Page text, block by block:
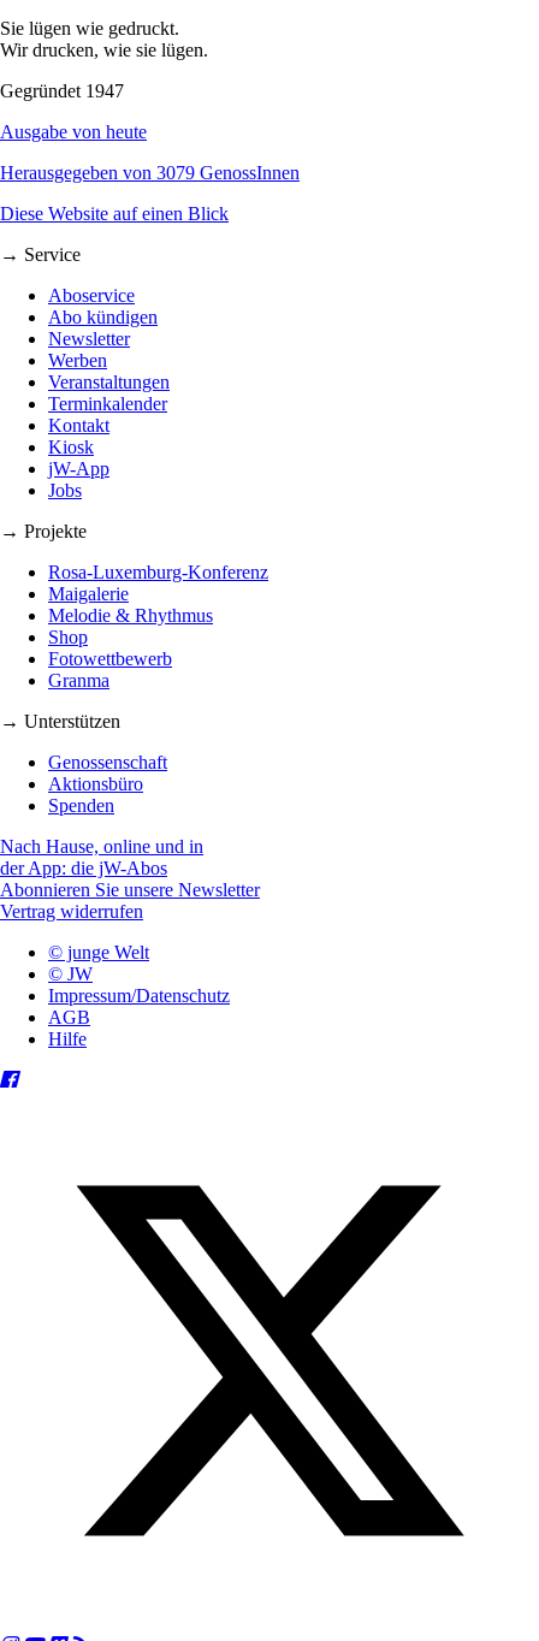
Sie lügen wie gedruckt.
Wir drucken, wie sie lügen.
Gegründet 1947
Ausgabe von heute
Herausgegeben von 3079 GenossInnen
Diese Website auf einen Blick
→ Service
Aboservice
Abo kündigen
Newsletter
Werben
Veranstaltungen
Terminkalender
Kontakt
Kiosk
jW-App
Jobs
→ Projekte
Rosa-Luxemburg-Konferenz
Maigalerie
Melodie & Rhythmus
Shop
Fotowettbewerb
Granma
→ Unterstützen
Genossenschaft
Aktionsbüro
Spenden
Nach Hause, online und in
der App: die jW-Abos
Abonnieren Sie unsere Newsletter
Vertrag widerrufen
© junge Welt
© JW
Impressum/Datenschutz
AGB
Hilfe